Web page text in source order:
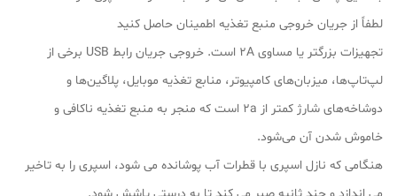
لطفاً از جریان خروجی منبع تغذیه اطمینان حاصل کنید
تجهیزات بزرگتر یا مساوی 2A است. خروجی جریان رابط USB برخی از
لپ‌تاپ‌ها، میزبان‌های کامپیوتر، منابع تغذیه موبایل، پلاگین‌ها و
دوشاخه‌های شارژ کمتر از 2a است که منجر به منبع تغذیه ناکافی و
خاموش شدن آن می‌شود.
هنگامی که نازل اسپری با قطرات آب پوشانده می شود، اسپری را به تاخیر